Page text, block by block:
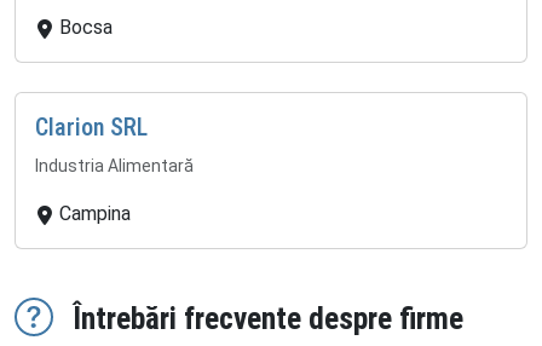
Bocsa
Clarion SRL
Industria Alimentară
Campina
Întrebări frecvente despre firme